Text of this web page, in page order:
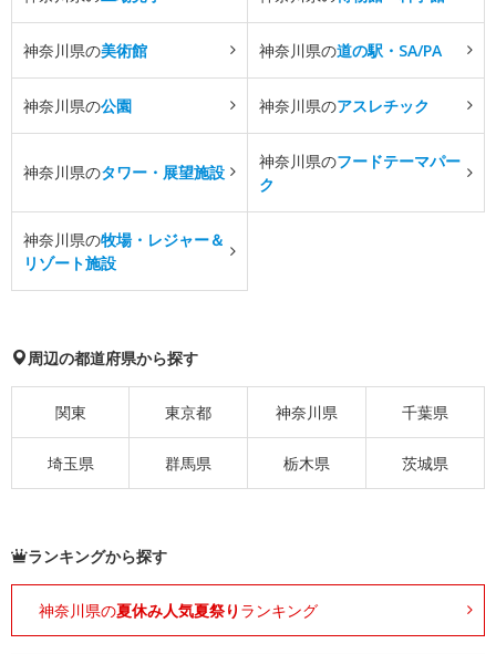
神奈川県の美術館 神奈川県の道の駅・SA/PA
神奈川県の公園 神奈川県のアスレチック
神奈川県のタワー・展望施設
神奈川県のフードテーマパー
ク
神奈川県の牧場・レジャー＆
リゾート施設
周辺の都道府県から探す
関東 東京都 神奈川県 千葉県
埼玉県 群馬県 栃木県 茨城県
ランキングから探す
神奈川県の夏休み人気夏祭り ランキング